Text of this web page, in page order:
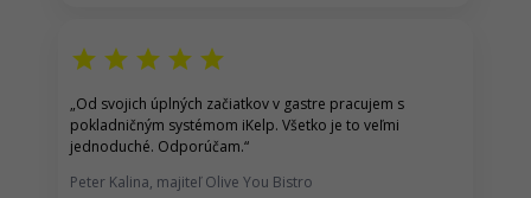
star star star star star
„Od svojich úplných začiatkov v gastre pracujem s
pokladničným systémom iKelp. Všetko je to veľmi
jednoduché. Odporúčam.“
Peter Kalina, majiteľ Olive You Bistro